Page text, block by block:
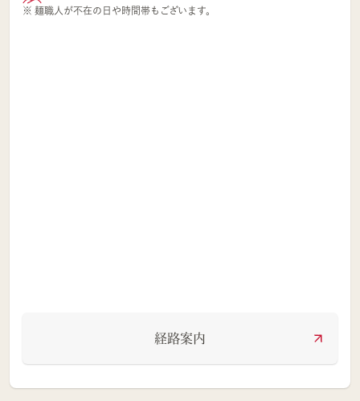
※ 麺職人が不在の日や時間帯もございます。
経路案内